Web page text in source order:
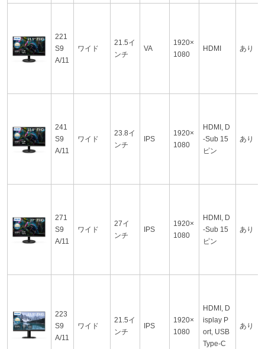
221
S9
A/11
ワイド
21.5イ
ンチ
VA
1920×
1080
HDMI あり
241
S9
A/11
ワイド
23.8イ
ンチ
IPS
1920×
1080
HDMI, D
-Sub 15
ピン
あり
271
S9
A/11
ワイド
27イ
ンチ
IPS
1920×
1080
HDMI, D
-Sub 15
ピン
あり
223
S9
A/11
ワイド
21.5イ
ンチ
IPS
1920×
1080
HDMI, D
isplay P
ort, USB
Type-C
あり